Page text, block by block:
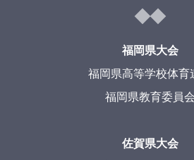
福岡県大会
福岡県高等学校体育
福岡県教育委員会
佐賀県大会